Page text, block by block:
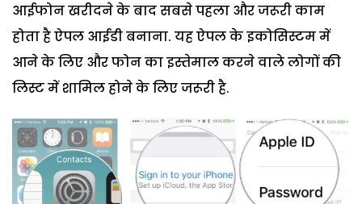
आईफोन खरीदने के बाद सबसे पहला और जरूरी काम
होता है ऐपल आईडी बनाना. यह ऐपल के इकोसिस्टम में
आने के लिए और फोन का इस्तेमाल करने वाले लोगों की
लिस्ट में शामिल होने के लिए जरूरी है.